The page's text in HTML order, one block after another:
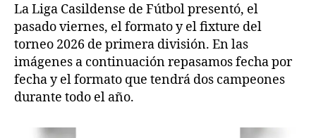
La Liga Casildense de Fútbol presentó, el
pasado viernes, el formato y el fixture del
torneo 2026 de primera división. En las
imágenes a continuación repasamos fecha por
fecha y el formato que tendrá dos campeones
durante todo el año.